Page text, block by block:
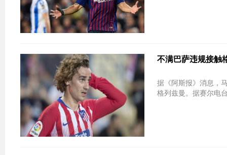
不满巴萨违规接触
据《阿斯报》消息，
格列兹曼。据赛尔电